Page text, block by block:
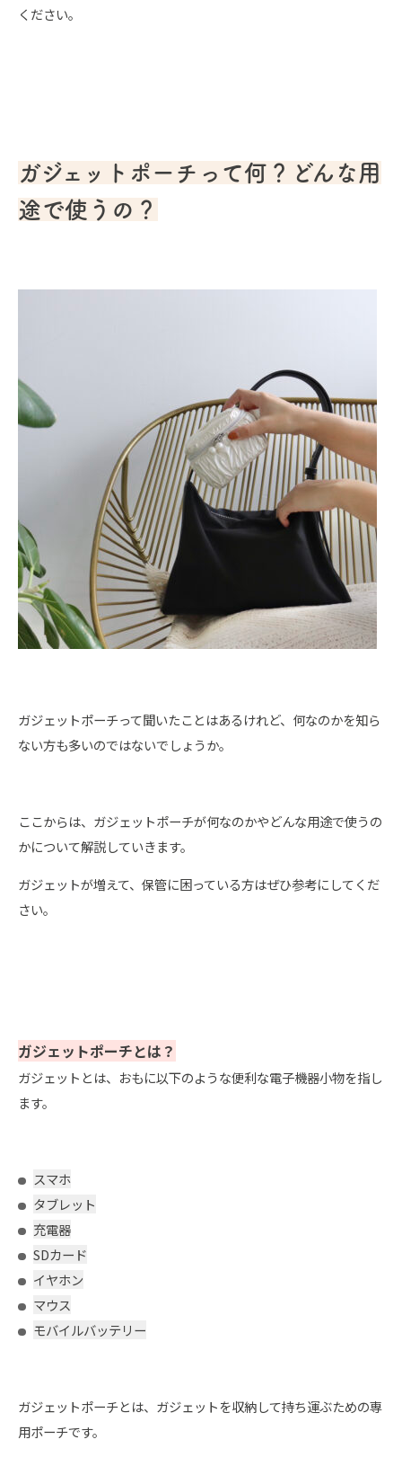
ください。
ガジェットポーチって何？どんな用
途で使うの？
ガジェットポーチって聞いたことはあるけれど、何なのかを知ら
ない方も多いのではないでしょうか。
ここからは、ガジェットポーチが何なのかやどんな用途で使うの
かについて解説していきます。
ガジェットが増えて、保管に困っている方はぜひ参考にしてくだ
さい。
ガジェットポーチとは？
ガジェットとは、おもに以下のような便利な電子機器小物を指し
ます。
スマホ
タブレット
充電器
SDカード
イヤホン
マウス
モバイルバッテリー
ガジェットポーチとは、ガジェットを収納して持ち運ぶための専
用ポーチです。